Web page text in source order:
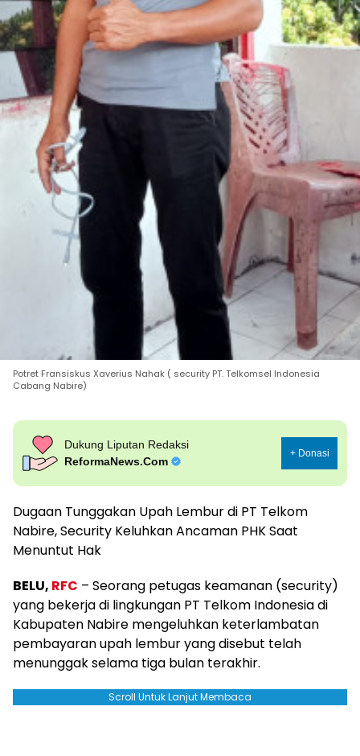
Potret Fransiskus Xaverius Nahak ( security PT. Telkomsel Indonesia
Cabang Nabire)
Dukung Liputan Redaksi
ReformaNews.Com
+ Donasi
Dugaan Tunggakan Upah Lembur di PT Telkom
Nabire, Security Keluhkan Ancaman PHK Saat
Menuntut Hak
BELU, RFC – Seorang petugas keamanan (security)
yang bekerja di lingkungan PT Telkom Indonesia di
Kabupaten Nabire mengeluhkan keterlambatan
pembayaran upah lembur yang disebut telah
menunggak selama tiga bulan terakhir.
Scroll Untuk Lanjut Membaca